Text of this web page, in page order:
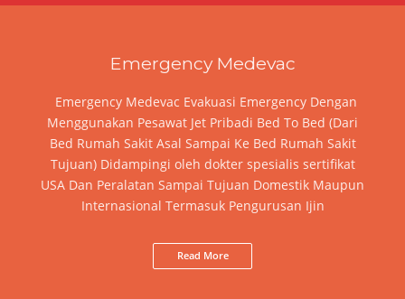
Emergency Medevac
Emergency Medevac Evakuasi Emergency Dengan
Menggunakan Pesawat Jet Pribadi Bed To Bed (Dari
Bed Rumah Sakit Asal Sampai Ke Bed Rumah Sakit
Tujuan) Didampingi oleh dokter spesialis sertifikat
USA Dan Peralatan Sampai Tujuan Domestik Maupun
Internasional Termasuk Pengurusan Ijin
Read More